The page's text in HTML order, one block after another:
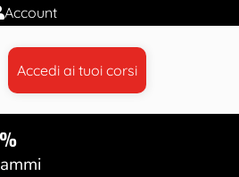
Account
Accedi ai tuoi corsi